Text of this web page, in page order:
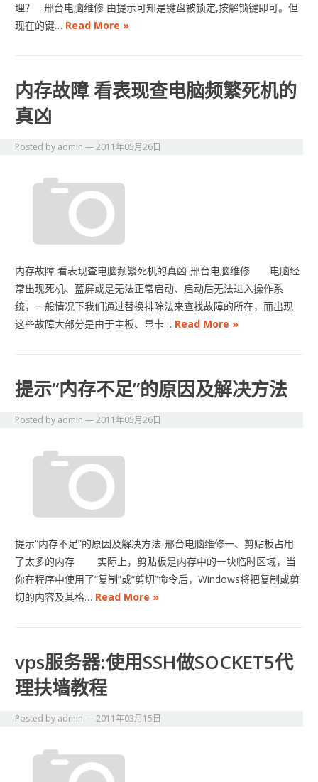
理？ -邢台电脑维修 由提示可知是键盘被锁定,按解锁键即可。但
现在的键… Read More »
内存故障 看表现查电脑频繁死机的
真凶
Posted by admin —2011年05月26日
内存故障 看表现查电脑频繁死机的真凶-邢台电脑维修 电脑经
常出现死机、蓝屏或是无法正常启动、启动后无法进入操作系
统，一般情况下我们通过替换排除法来查找故障的所在，而出现
这些故障大部分是由于主板、显卡… Read More »
提示“内存不足”的原因及解决方法
Posted by admin —2011年05月26日
提示“内存不足”的原因及解决方法-邢台电脑维修一、剪贴板占用
了太多的内存 实际上，剪贴板是内存中的一块临时区域，当
你在程序中使用了“复制”或“剪切”命令后，Windows将把复制或剪
切的内容及其格… Read More »
vps服务器:使用SSH做SOCKET5代
理扶墙教程
Posted by admin —2011年03月15日